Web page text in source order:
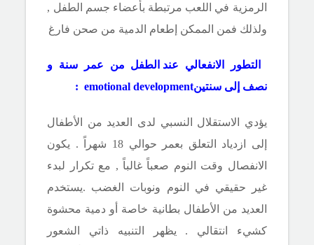
الرمزية في اللعب مرتبطة بأعضاء جسم الطفل ,
ولذلك فمن الممكن إطعام الدمية من صحن فارغ
التطور الانفعالي عند الطفل من عمر سنة و
نصف إلى سنتين
emotional development
:
يؤدي الاستقلال النسبي لدى العديد من الأطفال
إلى ازدياد التعلق بعمر حوالي 18 شهراً . يكون
الانفصال وقت النوم صعباً غالباً , مع تكرار لبدء
غير حقيقي في النوم ونوبات الغضب .يستخدم
العديد من الأطفال بطانية خاصة أو دمية محشوة
كشيء انتقالي . يظهر التنبيه ذاتي الشعور